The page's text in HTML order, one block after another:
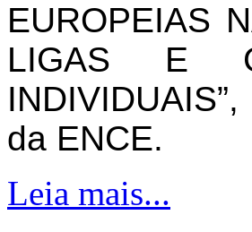
EUROPEIAS
LIGAS E
da ENCE.
Leia mais...